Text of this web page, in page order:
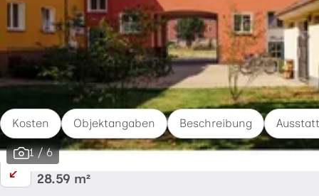
1 / 6
Inhalt auf dieser Seite
Kosten Objektangaben Beschreibung
Fläche
28.59 m²